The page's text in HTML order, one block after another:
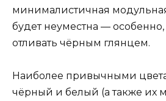
минималистичная
будет неуместна —
отливать чёрным глянцем.
Наиболее привычными
чёрный и белый (а также их